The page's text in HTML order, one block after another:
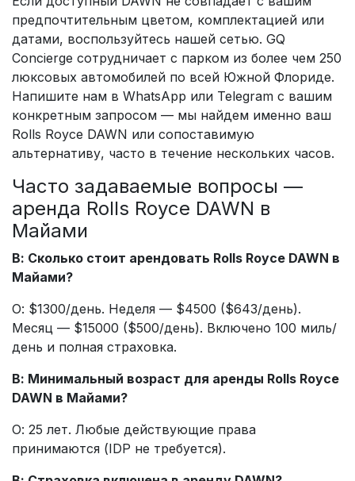
предпочтительным цветом, комплектацией или
датами, воспользуйтесь нашей сетью. GQ
Concierge сотрудничает с парком из более чем 250
люксовых автомобилей по всей Южной Флориде.
Напишите нам в WhatsApp или Telegram с вашим
конкретным запросом — мы найдем именно ваш
Rolls Royce DAWN или сопоставимую
альтернативу, часто в течение нескольких часов.
Часто задаваемые вопросы —
аренда Rolls Royce DAWN в
Майами
В: Сколько стоит арендовать Rolls Royce DAWN в
Майами?
О: $1300/день. Неделя — $4500 ($643/день).
Месяц — $15000 ($500/день). Включено 100 миль/
день и полная страховка.
В: Минимальный возраст для аренды Rolls Royce
DAWN в Майами?
О: 25 лет. Любые действующие права
принимаются (IDP не требуется).